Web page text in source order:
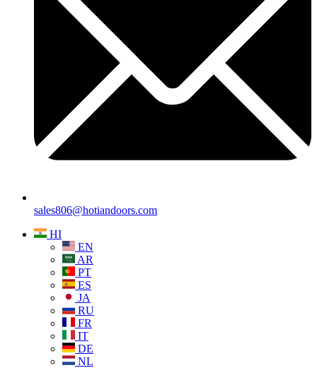
sales806@hotiandoors.com
HI
EN
AR
PT
ES
JA
RU
FR
IT
DE
NL